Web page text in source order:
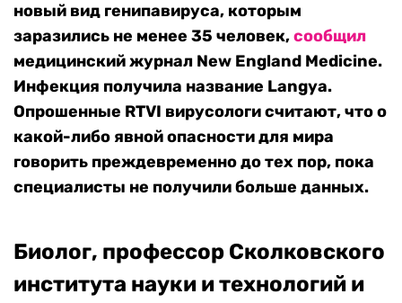
новый вид генипавируса, которым
заразились не менее 35 человек,сообщил
медицинский журнал New England Medicine.
Инфекция получила название Langya.
Опрошенные RTVI вирусологи считают, что о
какой-либо явной опасности для мира
говорить преждевременно до тех пор, пока
специалисты не получили больше данных.
Биолог, профессор Сколковского
института науки и технологий и